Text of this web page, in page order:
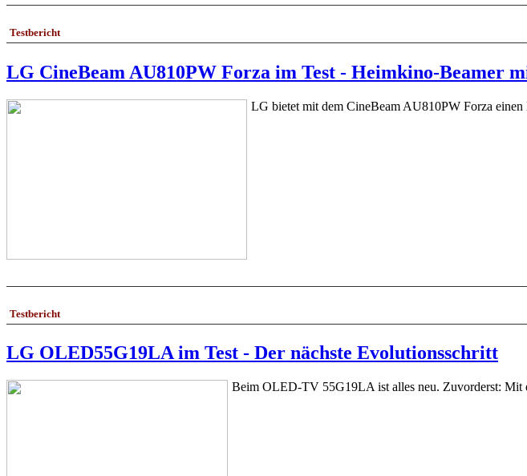
Testbericht
LG CineBeam AU810PW Forza im Test - Heimkino-Beamer
LG bietet mit dem CineBeam AU810PW Forza
Testbericht
LG OLED55G19LA im Test - Der nächste Evolutionsschritt
Beim OLED-TV 55G19LA ist alles neu. Zuvorderst: Mit